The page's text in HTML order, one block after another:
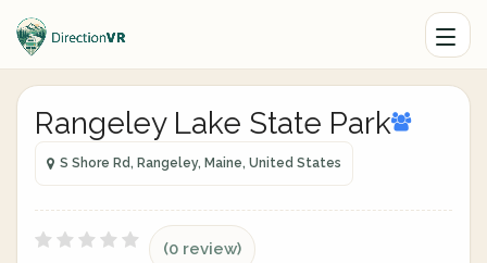
Rangeley Lake State Park
S Shore Rd, Rangeley, Maine, United States
(0 review)